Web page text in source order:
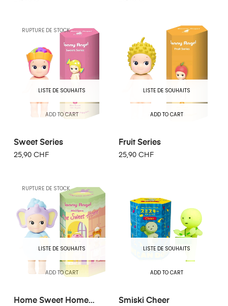
RUPTURE DE STOCK
LISTE DE SOUHAITS
ADD TO CART
Sweet Series
25,90 CHF
LISTE DE SOUHAITS
ADD TO CART
Fruit Series
25,90 CHF
RUPTURE DE STOCK
LISTE DE SOUHAITS
ADD TO CART
Home Sweet Home
LISTE DE SOUHAITS
ADD TO CART
Smiski Cheer